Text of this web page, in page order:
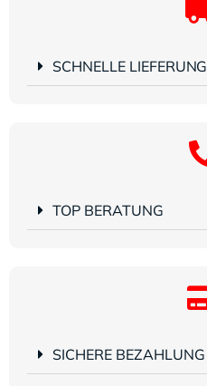
SCHNELLE LIEFERUNG
TOP BERATUNG
SICHERE BEZAHLUNG